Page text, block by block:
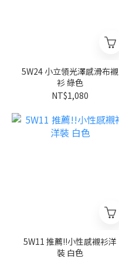
5W24 小立領光澤感滑布襯
衫 綠色
NT$1,080
5W11 推薦!!小性感襯衫洋
裝 白色